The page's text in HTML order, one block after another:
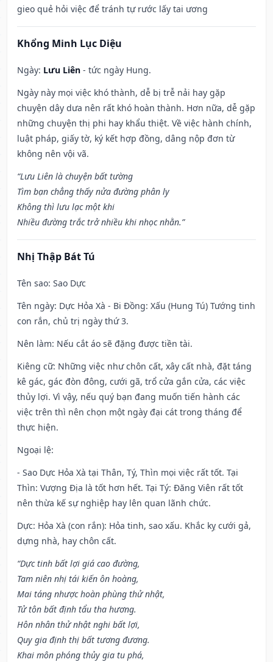
gieo quẻ hỏi việc để tránh tự rước lấy tai ương
Khổng Minh Lục Diệu
Ngày: Lưu Liên - tức ngày Hung.
Ngày này mọi việc khó thành, dễ bị trễ nải hay gặp
chuyện dây dưa nên rất khó hoàn thành. Hơn nữa, dễ gặp
những chuyện thị phi hay khẩu thiệt. Về việc hành chính,
luật pháp, giấy tờ, ký kết hợp đồng, dâng nộp đơn từ
không nên vội vã.
“Lưu Liên là chuyện bất tường
Tìm bạn chẳng thấy nửa đường phân ly
Không thì lưu lạc một khi
Nhiều đường trắc trở nhiều khi nhọc nhằn.”
Nhị Thập Bát Tú
Tên sao: Sao Dực
Tên ngày: Dực Hỏa Xà - Bi Đồng: Xấu (Hung Tú) Tướng tinh
con rắn, chủ trị ngày thứ 3.
Nên làm: Nếu cắt áo sẽ đặng được tiền tài.
Kiêng cữ: Những việc như chôn cất, xây cất nhà, đặt táng
kê gác, gác đòn đông, cưới gã, trổ cửa gắn cửa, các việc
thủy lợi. Vì vậy, nếu quý bạn đang muốn tiến hành các
việc trên thì nên chọn một ngày đại cát trong tháng để
thực hiện.
Ngoại lệ:
- Sao Dực Hỏa Xà tại Thân, Tý, Thìn mọi việc rất tốt. Tại
Thìn: Vượng Địa là tốt hơn hết. Tại Tý: Đăng Viên rất tốt
nên thừa kế sự nghiệp hay lên quan lãnh chức.
Dực: Hỏa Xà (con rắn): Hỏa tinh, sao xấu. Khắc kỵ cưới gả,
dựng nhà, hay chôn cất.
“Dực tinh bất lợi giá cao đường,
Tam niên nhị tái kiến ôn hoàng,
Mai táng nhược hoàn phùng thử nhật,
Tử tôn bất định tẩu tha hương.
Hôn nhân thử nhật nghi bất lợi,
Quy gia định thị bất tương đương.
Khai môn phóng thủy gia tu phá,